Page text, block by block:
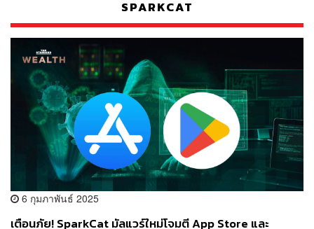
SPARKCAT
6 กุมภาพันธ์ 2025
เตือนภัย! SparkCat มัลแวร์ใหม่โจมตี App Store และ